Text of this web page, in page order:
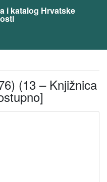
i katalog Hrvatske
(13 – Knjižnica